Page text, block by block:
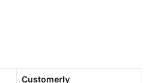
Customerly